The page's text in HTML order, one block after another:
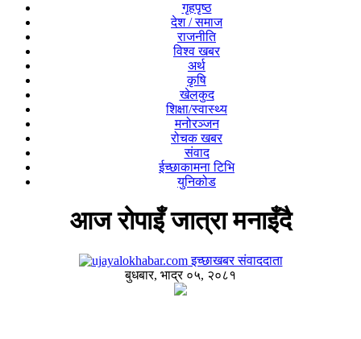
गृहपृष्ठ
देश / समाज
राजनीति
विश्व खबर
अर्थ
कृषि
खेलकुद
शिक्षा/स्वास्थ्य
मनोरञ्जन
रोचक खबर
संवाद
ईच्छाकामना टिभि
युनिकोड
आज रोपाइँ जात्रा मनाइँदै
इच्छाखबर संवाददाता
बुधबार, भाद्र ०५, २०८१